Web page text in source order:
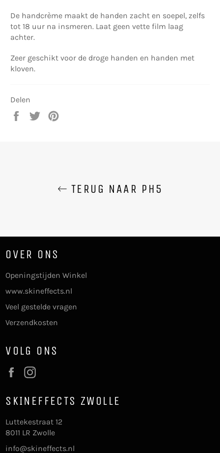
De handcrème maakt de handen zacht en soepel, zelfs
tot 18 uur na insmeren. Laat geen vette film laag
achter.
Zeer geschikt voor de droge handen en handen met
kloven.
Delen
Delen
Twitteren
TERUG NAAR PH5
OVER ONS
Openingstijden Winkel
www.skineffects.nl
Veel gestelde vragen
Verzendkosten
VOLG ONS
Facebook
SKINEFFECTS ZWOLLE
Luttekestraat 12
8011 LR Zwolle
info@skineffects.nl